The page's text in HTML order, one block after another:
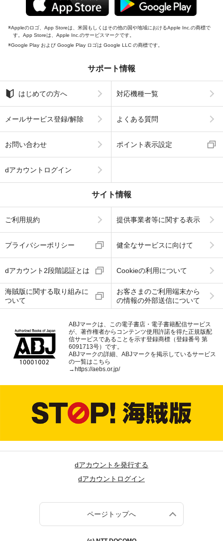
Appleのロゴ、App Storeは、米国もしくはその他の国や地域におけるApple Inc.の商標で
す。App Storeは、Apple Inc.のサービスマークです。
Google Play および Google Play ロゴは Google LLC の商標です。
サポート情報
はじめての方へ 対応機種一覧
メールサービス登録/解除 よくある質問
お問い合わせ ポイント表示設定
dアカウントログイン
サイト情報
ご利用規約 提供事業者等に関する表示
プライバシーポリシー 健全なサービスに向けて
dアカウント2段階認証とは Cookieの利用について
海賊版に関する取り組みに
ついて
お客さまのご利用端末から
の情報の外部送信について
ABJマークは、この電子書店・電子書籍配信サービス
が、著作権者からコンテンツ使用許諾を得た正規版配
信サービスであることを示す登録商標（登録番号 第
6091713号）です。
ABJマークの詳細、ABJマークを掲示しているサービス
の一覧はこちら
→ https://aebs.or.jp/
dアカウントを発行する
dアカウントログイン
ページトップへ